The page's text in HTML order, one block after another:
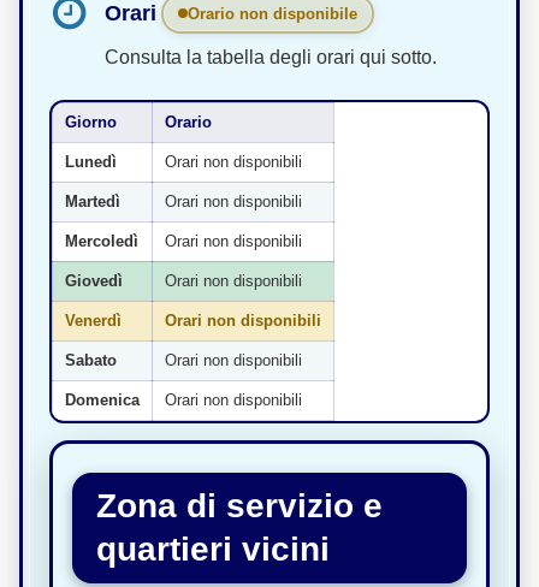
Orari Orario non disponibile
Consulta la tabella degli orari qui sotto.
Giorno Orario
Lunedì Orari non disponibili
Martedì Orari non disponibili
Mercoledì Orari non disponibili
Giovedì Orari non disponibili
Venerdì Orari non disponibili
Sabato Orari non disponibili
Domenica Orari non disponibili
Zona di servizio e
quartieri vicini